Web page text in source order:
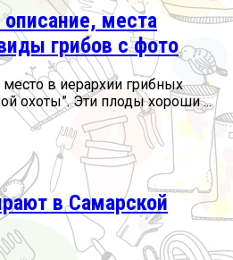
описание, места
грибов с фото
в иерархии грибных
охоты”. Эти плоды хороши ...
в Самарской